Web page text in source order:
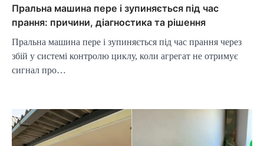
Пральна машина пере і зупиняється під час
прання: причини, діагностика та рішення
Пральна машина пере і зупиняється під час прання через
збій у системі контролю циклу, коли агрегат не отримує
сигнал про…